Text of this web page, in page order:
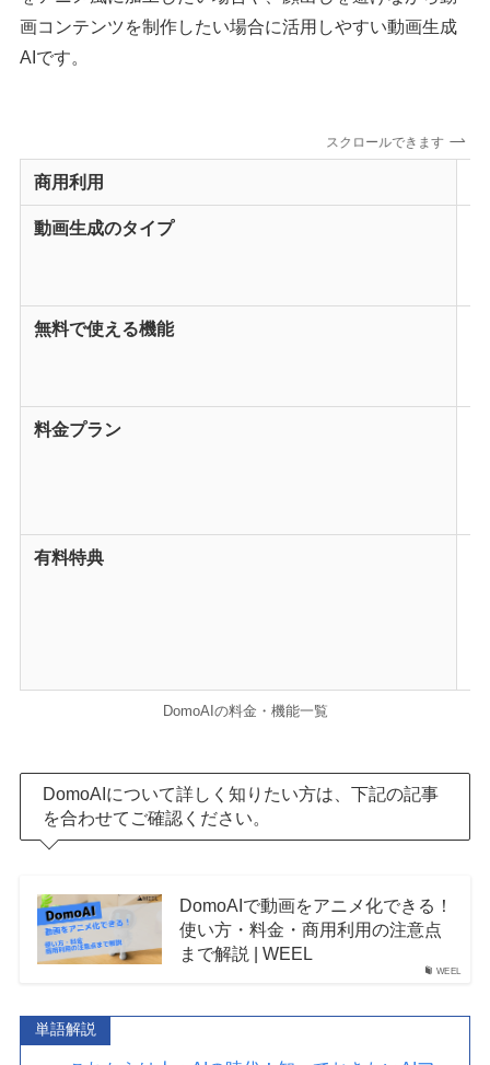
画コンテンツを制作したい場合に活用しやすい動画生成
AIです。
スクロールできます
商用利用
動画生成のタイプ
無料で使える機能
料金プラン
有料特典
DomoAIの料金・機能一覧
DomoAIについて詳しく知りたい方は、下記の記事
を合わせてご確認ください。
WEEL
DomoAIで動画をアニメ化できる！
使い方・料金・商用利用の注意点
まで解説 | WEEL
単語解説